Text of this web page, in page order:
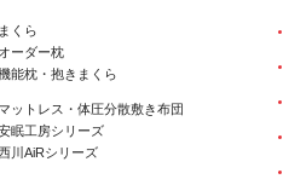
まくら
オーダー枕
能枕・抱きまくら
マットレス・体圧分散敷き布団
眠工房シリーズ
川AiRシリーズ